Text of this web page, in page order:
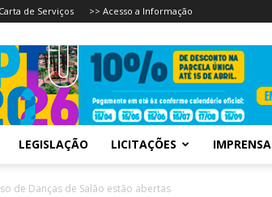
de Serviços >> Acesso a Informação
LEGISLAÇÃO LICITAÇÕES IMPRENSA
de Danças de Salão estão abertas